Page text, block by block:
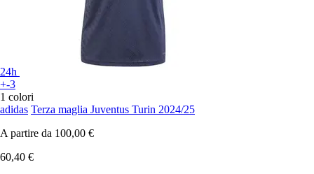
24h
+-3
1 colori
adidas Terza maglia Juventus Turin 2024/25
A partire da 100,00 €
60,40 €